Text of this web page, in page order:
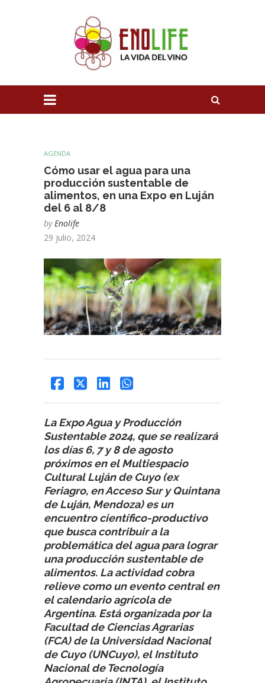
AGENDA
Cómo usar el agua para una
producción sustentable de
alimentos, en una Expo en Luján
del 6 al 8/8
by Enolife
29 julio, 2024
La Expo Agua y Producción
Sustentable 2024, que se realizará
los días 6, 7 y 8 de agosto
próximos en el Multiespacio
Cultural Luján de Cuyo (ex
Feriagro, en Acceso Sur y Quintana
de Luján, Mendoza) es un
encuentro científico-productivo
que busca contribuir a la
problemática del agua para lograr
una producción sustentable de
alimentos. La actividad cobra
relieve como un evento central en
el calendario agrícola de
Argentina. Está organizada por la
Facultad de Ciencias Agrarias
(FCA) de la Universidad Nacional
de Cuyo (UNCuyo), el Instituto
Nacional de Tecnología